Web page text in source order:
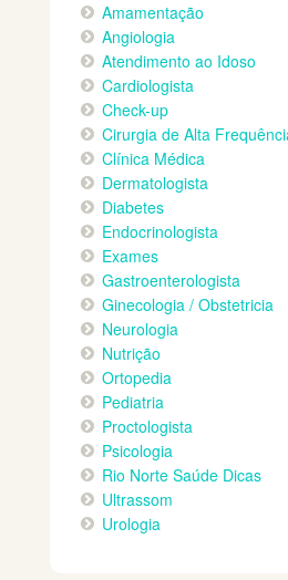
Amamentação
Angiologia
Atendimento ao Idoso
Cardiologista
Check-up
Cirurgia de Alta
Clínica Médica
Dermatologista
Diabetes
Endocrinologista
Exames
Gastroenterologista
Ginecologia / Obstetricia
Neurologia
Nutrição
Ortopedia
Pediatria
Proctologista
Psicologia
Rio Norte Saúde Dicas
Ultrassom
Urologia